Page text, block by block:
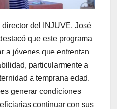
del INJUVE, José
que este programa
a jóvenes que enfrentan
particularmente a
a temprana edad.
generar condiciones
continuar con sus